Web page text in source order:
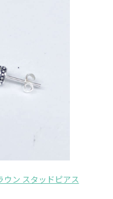
ウン スタッドピアス